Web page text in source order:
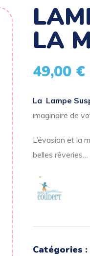
LA
49,00 €
La Lampe
imaginaire de
L’évasion et la
belles rêveries…
Catégories :